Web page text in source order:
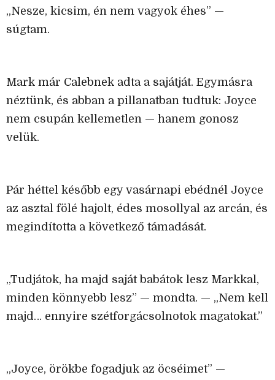
„Nesze, kicsim, én nem vagyok éhes” —
súgtam.
Mark már Calebnek adta a sajátját. Egymásra
néztünk, és abban a pillanatban tudtuk: Joyce
nem csupán kellemetlen — hanem gonosz
velük.
Pár héttel később egy vasárnapi ebédnél Joyce
az asztal fölé hajolt, édes mosollyal az arcán, és
megindította a következő támadását.
„Tudjátok, ha majd saját babátok lesz Markkal,
minden könnyebb lesz” — mondta. — „Nem kell
majd… ennyire szétforgácsolnotok magatokat.”
„Joyce, örökbe fogadjuk az öcséimet” —